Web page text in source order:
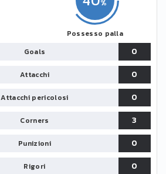
Possesso palla
Goals
0
Attacchi
0
Attacchi pericolosi
0
Corners
3
Punizioni
0
Rigori 0